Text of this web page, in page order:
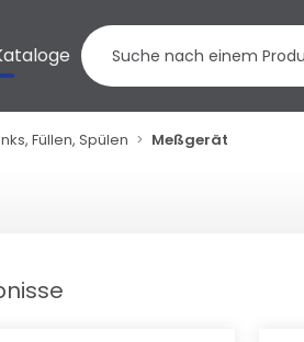
Füllen, Spülen Meßgerät